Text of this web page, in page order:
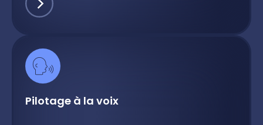
Pilotage à la voix